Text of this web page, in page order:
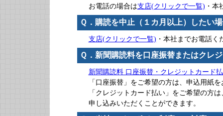
お電話の場合は支店(クリックで一覧) ・本
Ｑ．購読を中止（１カ月以上）したい
支店(クリックで一覧) ・本社までお電話く
Ｑ．新聞購読料を口座振替またはクレ
新聞購読料 口座振替・クレジットカード
「口座振替」をご希望の方は、申込用紙
「クレジットカード払い」をご希望の方
申し込みいただくことができます。